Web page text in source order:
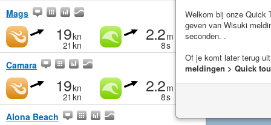
Mags
19kn
21 kn
2.2m
8s
Camara
19kn
21 kn
2.2m
8s
Alona Beach
Welkom bij onze Quick
geven van Wisuki
seconden. .
Of je komt later terug
meldingen > Quick